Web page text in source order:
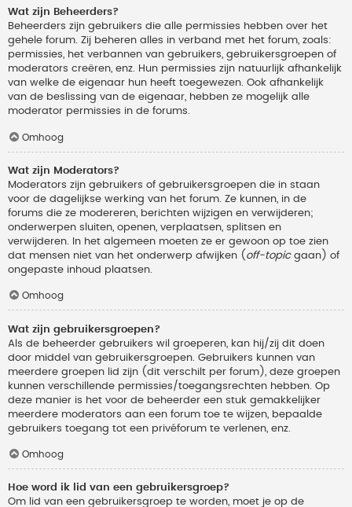
Wat zijn Beheerders?
Beheerders zijn gebruikers die alle permissies hebben over het
gehele forum. Zij beheren alles in verband met het forum, zoals:
permissies, het verbannen van gebruikers, gebruikersgroepen of
moderators creëren, enz. Hun permissies zijn natuurlijk afhankelijk
van welke de eigenaar hun heeft toegewezen. Ook afhankelijk
van de beslissing van de eigenaar, hebben ze mogelijk alle
moderator permissies in de forums.
Omhoog
Wat zijn Moderators?
Moderators zijn gebruikers of gebruikersgroepen die in staan
voor de dagelijkse werking van het forum. Ze kunnen, in de
forums die ze modereren, berichten wijzigen en verwijderen;
onderwerpen sluiten, openen, verplaatsen, splitsen en
verwijderen. In het algemeen moeten ze er gewoon op toe zien
dat mensen niet van het onderwerp afwijken ( off-topicgaan) of
ongepaste inhoud plaatsen.
Omhoog
Wat zijn gebruikersgroepen?
Als de beheerder gebruikers wil groeperen, kan hij/zij dit doen
door middel van gebruikersgroepen. Gebruikers kunnen van
meerdere groepen lid zijn (dit verschilt per forum), deze groepen
kunnen verschillende permissies/toegangsrechten hebben. Op
deze manier is het voor de beheerder een stuk gemakkelijker
meerdere moderators aan een forum toe te wijzen, bepaalde
gebruikers toegang tot een privéforum te verlenen, enz.
Omhoog
Hoe word ik lid van een gebruikersgroep?
Om lid van een gebruikersgroep te worden, moet je op de